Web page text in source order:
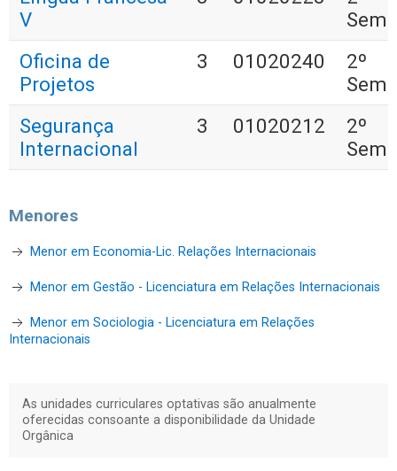
V
Oficina de
Projetos
3 01020240
2º
Segurança
Internacional
3 01020212
2º
Menores
Menor em Economia-Lic. Relações Internacionais
Menor em Gestão - Licenciatura em Relações Internacionais
Menor em Sociologia - Licenciatura em Relações
Internacionais
As unidades curriculares optativas são anualmente
oferecidas consoante a disponibilidade da Unidade
Orgânica